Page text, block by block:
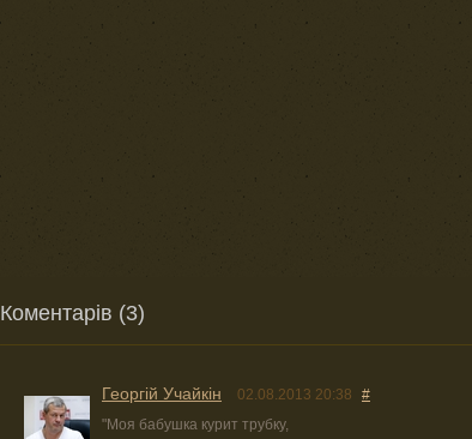
Коментарів (3)
Георгій Учайкін 02.08.2013 20:38 #
"Моя бабушка курит трубку,